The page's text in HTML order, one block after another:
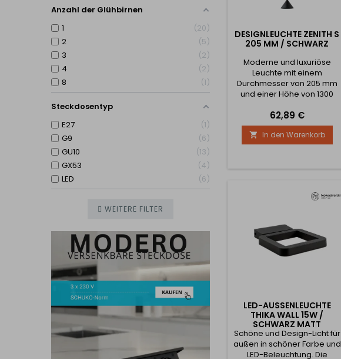
Anzahl der Glühbirnen
1
20
2
5
3
2
4
2
8
1
Steckdosentyp
E27
1
G9
6
GU10
13
GX53
4
LED
6
WEITERE FILTER
DESIGNLEUCHTE ZENITH S
205 MM / SCHWARZ
Moderne und luxuriöse
Leuchte mit einem
Durchmesser von 205 mm
und einer Höhe von 1300
Leuchte beträgt 130 mm. Die
Leistung der Leuchte
beträgt 35 W. Sie kann auch
mit Leuchten mit anderen
gleichen Kollektion
Preis
62,89 €
 In den Warenkorb
LED-AUSSENLEUCHTE T
HIKA WALL 15W / S
CHWARZ MATT
Schöne und Design-Licht für
außen in schöner Farbe und
LED-Beleuchtung. Die